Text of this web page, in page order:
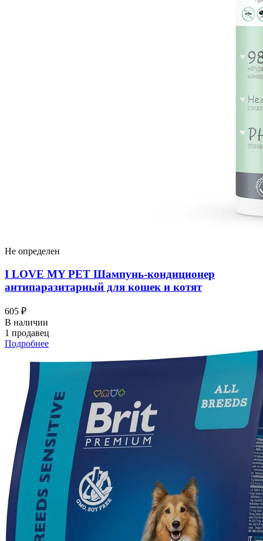
Не определен
I LOVЕ MY PET Шампунь-кондиционер
антипаразитарный для кошек и котят
605 ₽
В наличии
1 продавец
Подробнее